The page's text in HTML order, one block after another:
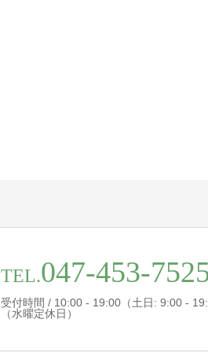
TEL.047-453-
受付時間 / 10:00 - 19:00（土日: 9:00 -
（水曜定休日）